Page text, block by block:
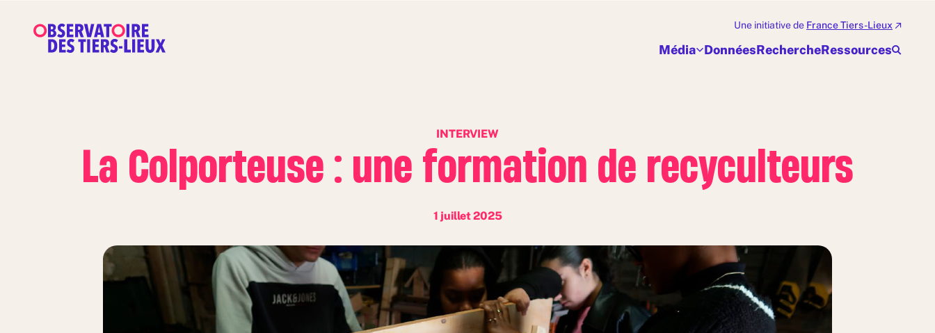
Média DonnéesRechercheRessources
Une initiative de France Tiers-Lieux
INTERVIEW
La Colporteuse : une formation de recyculteurs
1 juillet 2025